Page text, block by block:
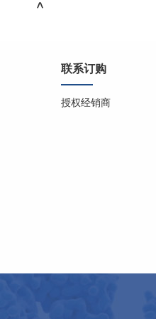
>
联系订购
授权经销商